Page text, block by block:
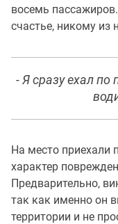
восемь
счастье, никому из
- Я сразу ехал
На место приехали
характер
Предварительно,
так как именно он
территории и не